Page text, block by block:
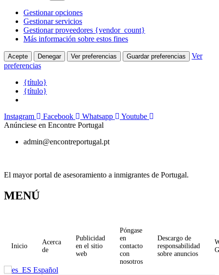
Gestionar opciones
Gestionar servicios
Gestionar proveedores {vendor_count}
Más información sobre estos fines
Acepte Denegar Ver preferencias Guardar preferencias
Ver
preferencias
{título}
{título}
Ir
al
Instagram Facebook Whatsapp
Youtube
Anúnciese en Encontre Portugal
admin@encontreportugal.pt
El mayor portal de asesoramiento a inmigrantes de Portugal.
MENÚ
Inicio
Acerca
de
Publicidad
en el sitio
web
Póngase
en
contacto
con
nosotros
Descargo de
responsabilidad
sobre anuncios
Español